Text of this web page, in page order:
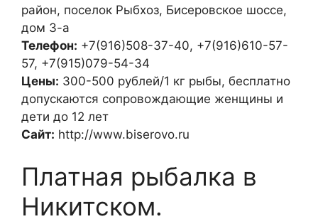
район, поселок Рыбхоз, Бисеровское шоссе,
дом 3-а
Телефон: +7(916)508-37-40, +7(916)610-57-
57, +7(915)079-54-34
Цены: 300-500 рублей/1 кг рыбы, бесплатно
допускаются сопровождающие женщины и
дети до 12 лет
Сайт: http://www.biserovo.ru
Платная рыбалка в
Никитском.